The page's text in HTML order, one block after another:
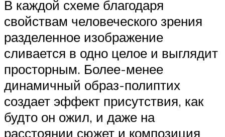
В каждой схеме благодаря
свойствам человеческого зрения
разделенное изображение
сливается в одно целое и выглядит
просторным. Более-менее
динамичный образ-полиптих
создает эффект присутствия, как
будто он ожил, и даже на
расстоянии сюжет и композиция